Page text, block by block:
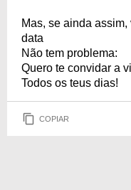
Mas, se ainda
data
Não tem problema:
Quero te convidar a
Todos os teus dias!
COPIAR